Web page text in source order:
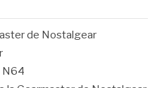
de Nostalgear
N64